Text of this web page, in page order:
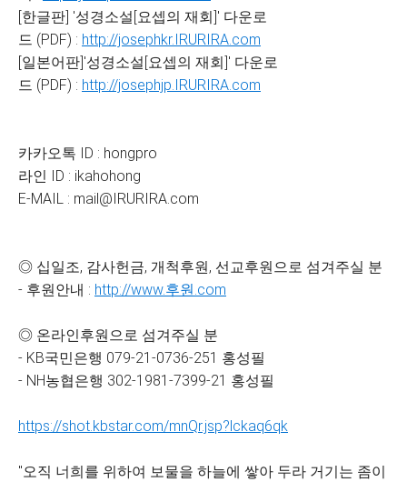
[한글판] '성경소설[요셉의 재회]' 다운로
드 (PDF) : http://josephkr.IRURIRA.com
[일본어판]'성경소설[요셉의 재회]' 다운로
드 (PDF) : http://josephjp.IRURIRA.com
카카오톡 ID : hongpro
라인 ID : ikahohong
E-MAIL : mail@IRURIRA.com
◎ 십일조, 감사헌금, 개척후원, 선교후원으로 섬겨주실 분
- 후원안내 : http://www.후원.com
◎ 온라인후원으로 섬겨주실 분
- KB국민은행 079-21-0736-251 홍성필
- NH농협은행 302-1981-7399-21 홍성필
https://shot.kbstar.com/mnQr.jsp?lckaq6qk
"오직 너희를 위하여 보물을 하늘에 쌓아 두라 거기는 좀이